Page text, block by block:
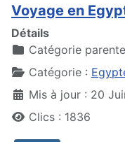
Voyage en
Détails
Catégorie
Catégorie :
Mis à jour : 20
Clics : 1836